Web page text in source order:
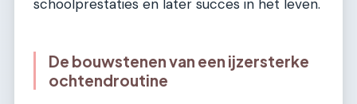
schoolprestaties en later succes in het leven.
De bouwstenen van een ijzersterke
ochtendroutine